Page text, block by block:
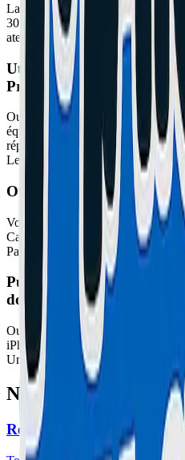
La réparation de votre iPhone 15
30 minutes pour un écran ou une
atelier de Cannes Centre ou au
Utilisez-vous des pièces
Pro Max à Cannes ?
Oui, nous utilisons des pièces
équivalente pour votre iPhone 15
réparations sont garanties 1 an
Le Cannet.
Où réparer mon iPhone 15
Vous pouvez réparer votre iPhone
Cannes Centre (67 Bd Carnot) ou
Paul Doumer). Ouvert du lundi au
Puis-je faire réparer mon
domicile à Cannes ?
Oui, nous proposons un service de
iPhone 15 Pro Max à Cannes, Le
Un supplément selon la distance
Nos Autres Services à
Réparation iPhone Cannes